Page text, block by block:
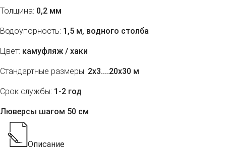
Толщина: 0,2 мм
Водоупорность: 1,5 м, водного столба
Цвет: камуфляж / хаки
Стандартные размеры: 2х3....20х30 м
Срок службы: 1-2 год
Люверсы шагом 50 см
Описание